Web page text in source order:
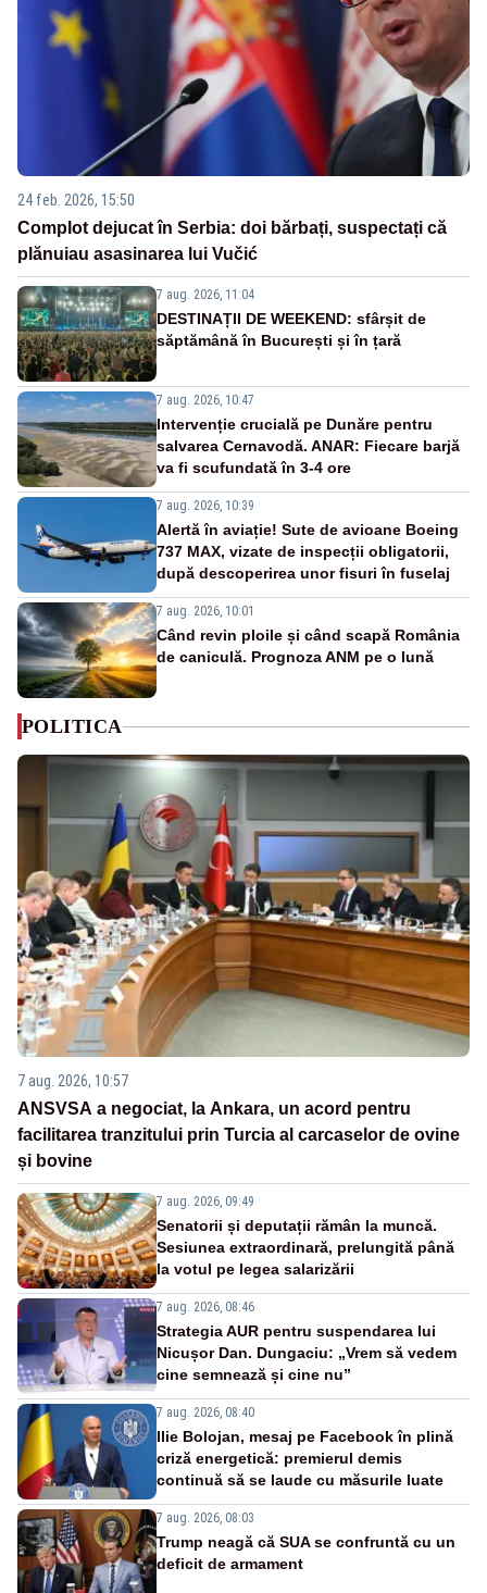
24 feb. 2026, 15:50
Complot dejucat în Serbia: doi bărbați, suspectați că
plănuiau asasinarea lui Vučić
7 aug. 2026, 11:04
DESTINAȚII DE WEEKEND: sfârșit de
săptămână în București și în țară
7 aug. 2026, 10:47
Intervenție crucială pe Dunăre pentru
salvarea Cernavodă. ANAR: Fiecare barjă
va fi scufundată în 3-4 ore
7 aug. 2026, 10:39
Alertă în aviație! Sute de avioane Boeing
737 MAX, vizate de inspecții obligatorii,
după descoperirea unor fisuri în fuselaj
7 aug. 2026, 10:01
Când revin ploile și când scapă România
de caniculă. Prognoza ANM pe o lună
POLITICA
7 aug. 2026, 10:57
ANSVSA a negociat, la Ankara, un acord pentru
facilitarea tranzitului prin Turcia al carcaselor de ovine
și bovine
7 aug. 2026, 09:49
Senatorii și deputații rămân la muncă.
Sesiunea extraordinară, prelungită până
la votul pe legea salarizării
7 aug. 2026, 08:46
Strategia AUR pentru suspendarea lui
Nicușor Dan. Dungaciu: „Vrem să vedem
cine semnează și cine nu”
7 aug. 2026, 08:40
Ilie Bolojan, mesaj pe Facebook în plină
criză energetică: premierul demis
continuă să se laude cu măsurile luate
7 aug. 2026, 08:03
Trump neagă că SUA se confruntă cu un
deficit de armament